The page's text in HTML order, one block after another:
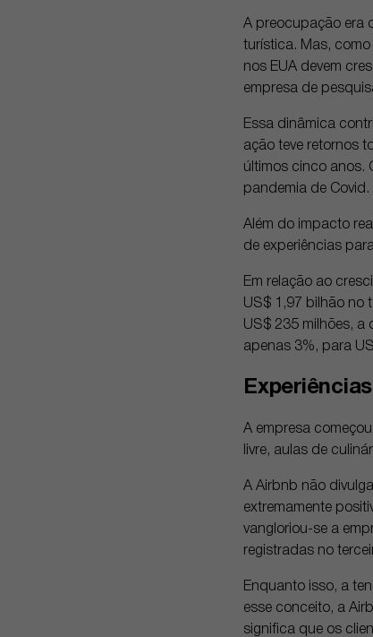
A preocupação era
turística. Mas,
nos EUA devem
empresa de
Essa dinâmica
ação teve retornos
últimos cinco anos.
pandemia de
Além do impacto
de experiências
Em relação ao
US$ 1,97 bilhão no
US$ 235 milhões, a
apenas 3%, para
A empresa
livre, aulas de
A Airbnb não
extremamente
vangloriou-se a
registradas no
Enquanto isso, a
esse conceito, a
significa que os